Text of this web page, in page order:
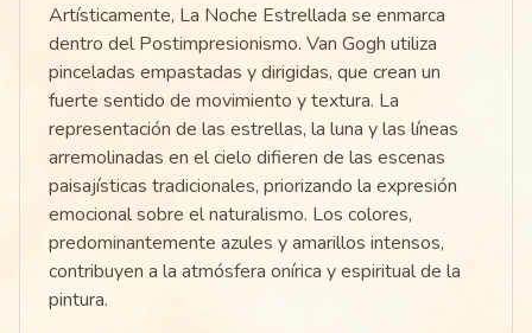
Artísticamente, La Noche Estrellada se enmarca
dentro del Postimpresionismo. Van Gogh utiliza
pinceladas empastadas y dirigidas, que crean un
fuerte sentido de movimiento y textura. La
representación de las estrellas, la luna y las líneas
arremolinadas en el cielo difieren de las escenas
paisajísticas tradicionales, priorizando la expresión
emocional sobre el naturalismo. Los colores,
predominantemente azules y amarillos intensos,
contribuyen a la atmósfera onírica y espiritual de la
pintura.